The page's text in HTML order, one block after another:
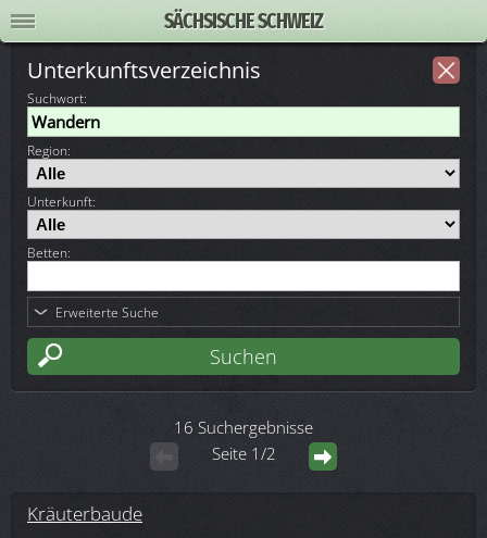
SÄCHSISCHE SCHWEIZ
Unterkunftsverzeichnis
Suchwort:
Region:
Unterkunft:
Betten:
Erweiterte Suche
16 Suchergebnisse
Seite 1/2
Kräuterbaude